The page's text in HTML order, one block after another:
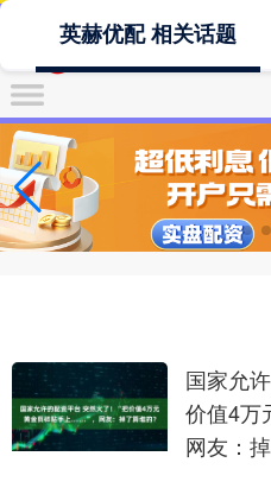
英赫优配 相关话题
国家允
价值4万
网友：